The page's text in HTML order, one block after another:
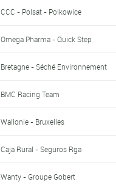
CCC - Polsat - Polkowice
Omega Pharma - Quick Step
Bretagne - Séché Environnement
BMC Racing Team
Wallonie - Bruxelles
Caja Rural - Seguros Rga
Wanty - Groupe Gobert